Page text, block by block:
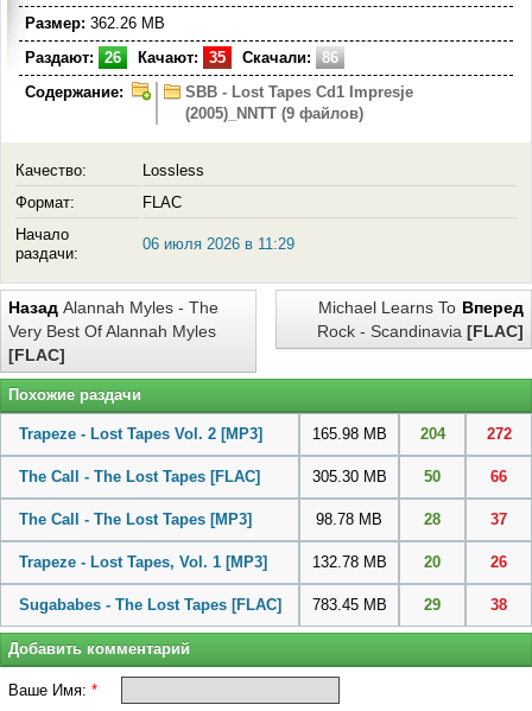
Размер: 362.26 MB
Раздают:
26 Качают: 35 Скачали:
86
Содержание:
SBB - Lost Tapes Cd1 Impresje
(2005)_NNTT (9 файлов)
Качество:
Lossless
Формат:
FLAC
Начало
раздачи:
06 июля 2026 в 11:29
Назад Alannah Myles - The
Very Best Of Alannah Myles
[FLAC]
Вперед
Michael Learns To
Rock - Scandinavia [FLAC]
Похожие раздачи
Trapeze - Lost Tapes Vol. 2 [MP3] 165.98 MB 204 272
The Call - The Lost Tapes [FLAC] 305.30 MB 50 66
The Call - The Lost Tapes [MP3] 98.78 MB 28 37
Trapeze - Lost Tapes, Vol. 1 [MP3] 132.78 MB 20 26
Sugababes - The Lost Tapes [FLAC] 783.45 MB 29 38
Добавить комментарий
Ваше Имя: *